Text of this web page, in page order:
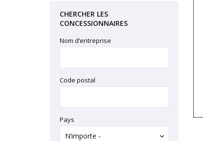
CHERCHER LES
CONCESSIONNAIRES
Nom d’entreprise
Code postal
Pays